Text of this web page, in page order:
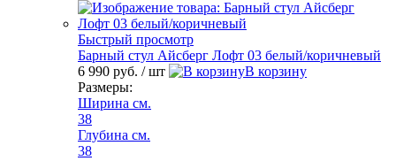
Быстрый просмотр
Барный стул Айсберг Лофт 03 белый/коричневый
6 990 руб. / шт
В корзину
Размеры:
Ширина см.
38
Глубина см.
38